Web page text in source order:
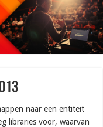
naar een entiteit
libraries voor, waarvan